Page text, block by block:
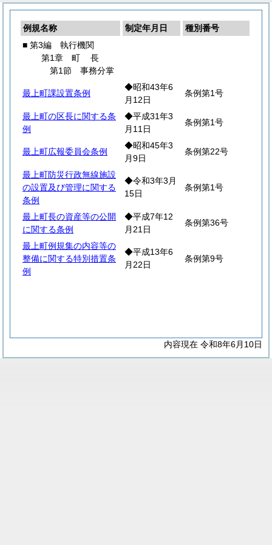
例規名称 制定年月日
種別番号
■ 第3編 執行機関
第1章 町長
第1節 事務分掌
最上町課設置条例
◆昭和43年6
月12日
条例第1号
最上町の区長に関する条
例
◆平成31年3
月11日
条例第1号
最上町広報委員会条例
◆昭和45年3
月9日
条例第22号
最上町防災行政無線施設
の設置及び管理に関する
条例
◆令和3年3月
15日
条例第1号
最上町長の資産等の公開
に関する条例
◆平成7年12
月21日
条例第36号
最上町例規集の内容等の
整備に関する特別措置条
例
◆平成13年6
月22日
条例第9号
内容現在 令和8年6月10日